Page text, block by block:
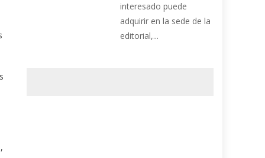
interesado puede
adquirir en la sede de la
editorial,...